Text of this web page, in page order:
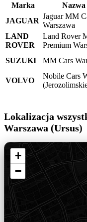
Marka Nazwa
JAGUAR
Jaguar MM
Warszawa
LAND
ROVER
Land Rover
Premium
SUZUKI
MM Cars
VOLVO
Nobile Cars
Lokalizacja
Warszawa (Ursus)
+
−